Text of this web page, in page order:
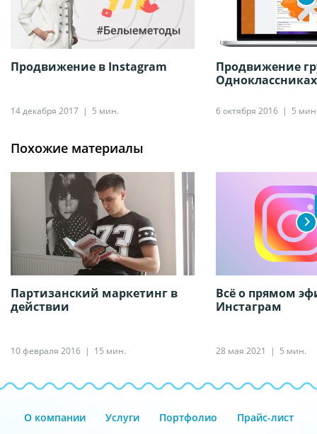
Продвижение в Instagram
14 декабря 2017 5 мин.
Продвижение
Одноклассниках
6 октября 2016 5
Похожие материалы
Партизанский маркетинг в
действии
10 февраля 2016 15 мин.
Всё о прямом
Инстаграм
28 мая 2021 5 мин.
О компании Услуги Портфолио
Прайс-лист